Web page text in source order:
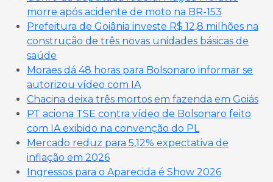
morre após acidente de moto na BR-153
Prefeitura de Goiânia investe R$ 12,8 milhões na
construção de três novas unidades básicas de
saúde
Moraes dá 48 horas para Bolsonaro informar se
autorizou vídeo com IA
Chacina deixa três mortos em fazenda em Goiás
PT aciona TSE contra vídeo de Bolsonaro feito
com IA exibido na convenção do PL
Mercado reduz para 5,12% expectativa de
inflação em 2026
Ingressos para o Aparecida é Show 2026